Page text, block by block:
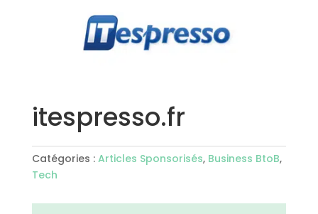
itespresso.fr
Catégories : Articles Sponsorisés, Business BtoB,
Tech